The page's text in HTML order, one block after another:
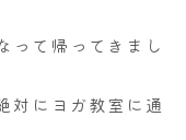
って帰ってきまし
対にヨガ教室に通